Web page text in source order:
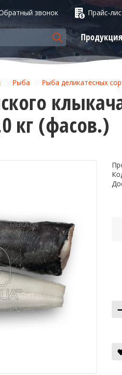
звонок Прайс-
Продукция
Рыба Рыба деликатесных
кг (фасов.)